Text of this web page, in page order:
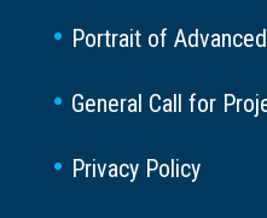
Portrait of
General Call for
Privacy Policy